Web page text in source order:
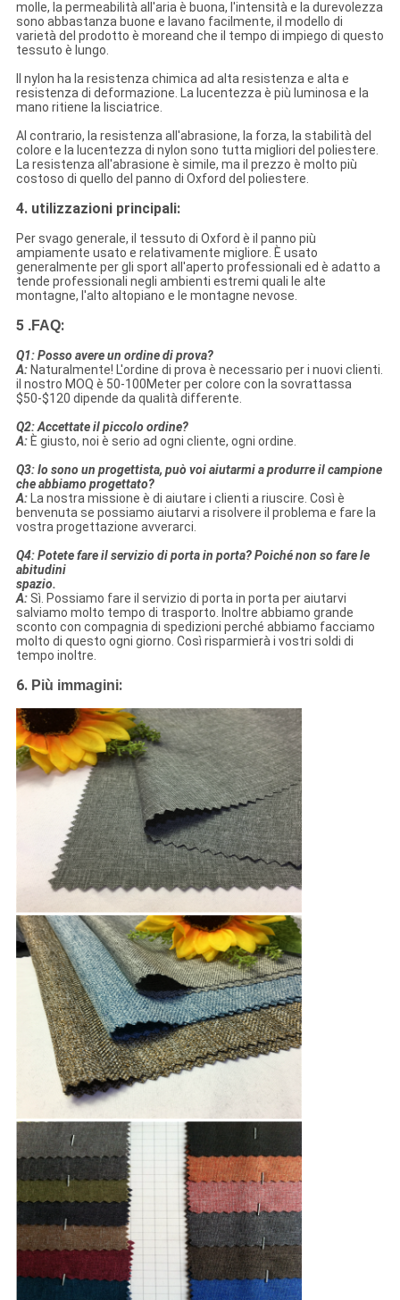
molle, la permeabilità all'aria è buona, l'intensità e la durevolezza
sono abbastanza buone e lavano facilmente, il modello di
varietà del prodotto è moreand che il tempo di impiego di questo
tessuto è lungo.
Il nylon ha la resistenza chimica ad alta resistenza e alta e
resistenza di deformazione. La lucentezza è più luminosa e la
mano ritiene la lisciatrice.
Al contrario, la resistenza all'abrasione, la forza, la stabilità del
colore e la lucentezza di nylon sono tutta migliori del poliestere.
La resistenza all'abrasione è simile, ma il prezzo è molto più
costoso di quello del panno di Oxford del poliestere.
4. utilizzazioni principali:
Per svago generale, il tessuto di Oxford è il panno più
ampiamente usato e relativamente migliore. È usato
generalmente per gli sport all'aperto professionali ed è adatto a
tende professionali negli ambienti estremi quali le alte
montagne, l'alto altopiano e le montagne nevose.
5 .FAQ:
Q1: Posso avere un ordine di prova?
A: Naturalmente! L'ordine di prova è necessario per i nuovi clienti.
il nostro MOQ è 50-100Meter per colore con la sovrattassa
$50-$120 dipende da qualità differente.
Q2: Accettate il piccolo ordine?
A: È giusto, noi è serio ad ogni cliente, ogni ordine.
Q3: Io sono un progettista, può voi aiutarmi a produrre il campione
che abbiamo progettato?
A:La nostra missione è di aiutare i clienti a riuscire. Così è
benvenuta se possiamo aiutarvi a risolvere il problema e fare la
vostra progettazione avverarci.
Q4: Potete fare il servizio di porta in porta? Poiché non so fare le
abitudini
spazio.
A: Sì. Possiamo fare il servizio di porta in porta per aiutarvi
salviamo molto tempo di trasporto. Inoltre abbiamo grande
sconto con compagnia di spedizioni perché abbiamo facciamo
molto di questo ogni giorno. Così risparmierà i vostri soldi di
tempo inoltre.
6. Più immagini: